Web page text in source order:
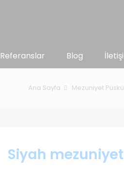
Referanslar Blog
Ana Sayfa Mezuniyet
Siyah